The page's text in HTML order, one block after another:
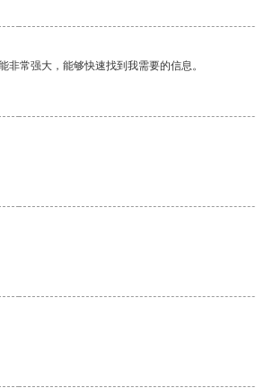
常强大，能够快速找到我需要的信息。